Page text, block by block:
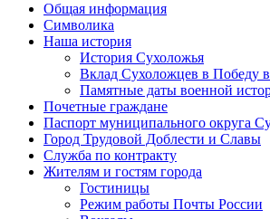
Общая информация
Символика
Наша история
История Сухоложья
Вклад Сухоложцев в Победу
Памятные даты военной
Почетные граждане
Паспорт муниципального округа
Город Трудовой Доблести и Славы
Служба по контракту
Жителям и гостям города
Гостиницы
Режим работы Почты России